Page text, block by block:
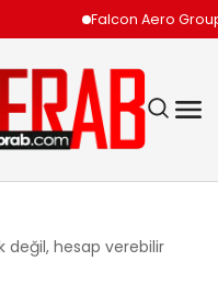
Falcon Aero Group,
değil, hesap verebilir